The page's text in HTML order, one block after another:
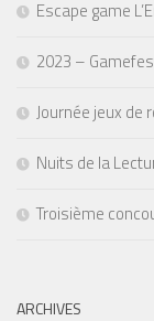
Escape game
2023 –
Journée jeux de
Nuits de la
Troisième
ARCHIVES